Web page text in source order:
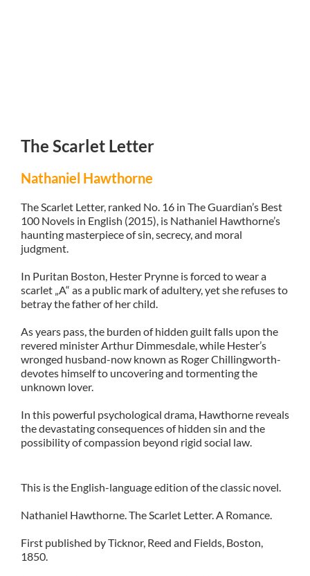
The Scarlet Letter
Nathaniel Hawthorne
The Scarlet Letter, ranked No. 16 in The Guardian’s Best
100 Novels in English (2015), is Nathaniel Hawthorne’s
haunting masterpiece of sin, secrecy, and moral
judgment.
In Puritan Boston, Hester Prynne is forced to wear a
scarlet „A“ as a public mark of adultery, yet she refuses to
betray the father of her child.
As years pass, the burden of hidden guilt falls upon the
revered minister Arthur Dimmesdale, while Hester’s
wronged husband-now known as Roger Chillingworth-
devotes himself to uncovering and tormenting the
unknown lover.
In this powerful psychological drama, Hawthorne reveals
the devastating consequences of hidden sin and the
possibility of compassion beyond rigid social law.
This is the English-language edition of the classic novel.
Nathaniel Hawthorne. The Scarlet Letter. A Romance.
First published by Ticknor, Reed and Fields, Boston,
1850.